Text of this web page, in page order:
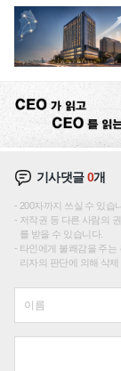
기사댓글0개
200자까지 쓰실 수 있습
저작권 등 다른 사람의
를 받을 수 있습니다.
타인에게 불쾌감을 주는
리자의 판단에 의해 삭제